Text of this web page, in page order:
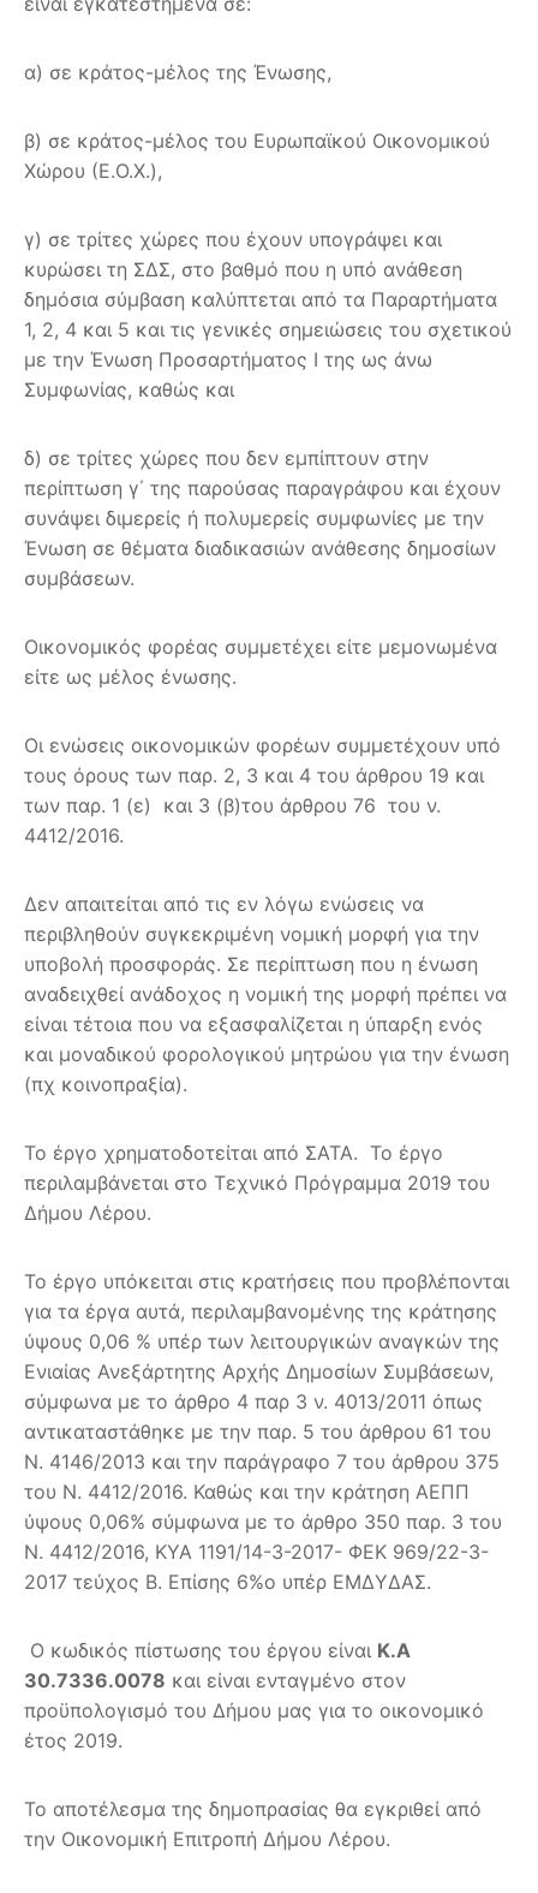
α) σε κράτος-μέλος της Ένωσης,
β) σε κράτος-μέλος του Ευρωπαϊκού Οικονομικού
Χώρου (Ε.Ο.Χ.),
γ) σε τρίτες χώρες που έχουν υπογράψει και
κυρώσει τη ΣΔΣ, στο βαθμό που η υπό ανάθεση
δημόσια σύμβαση καλύπτεται από τα Παραρτήματα
1, 2, 4 και 5 και τις γενικές σημειώσεις του σχετικού
με την Ένωση Προσαρτήματος I της ως άνω
Συμφωνίας, καθώς και
δ) σε τρίτες χώρες που δεν εμπίπτουν στην
περίπτωση γ΄ της παρούσας παραγράφου και έχουν
συνάψει διμερείς ή πολυμερείς συμφωνίες με την
Ένωση σε θέματα διαδικασιών ανάθεσης δημοσίων
συμβάσεων.
Οικονομικός φορέας συμμετέχει είτε μεμονωμένα
είτε ως μέλος ένωσης.
Οι ενώσεις οικονομικών φορέων συμμετέχουν υπό
τους όρους των παρ. 2, 3 και 4 του άρθρου 19 και
των παρ. 1 (ε) και 3 (β)του άρθρου 76 του ν.
4412/2016.
Δεν απαιτείται από τις εν λόγω ενώσεις να
περιβληθούν συγκεκριμένη νομική μορφή για την
υποβολή προσφοράς. Σε περίπτωση που η ένωση
αναδειχθεί ανάδοχος η νομική της μορφή πρέπει να
είναι τέτοια που να εξασφαλίζεται η ύπαρξη ενός
και μοναδικού φορολογικού μητρώου για την ένωση
(πχ κοινοπραξία).
Το έργο χρηματοδοτείται από ΣΑΤΑ. Το έργο
περιλαμβάνεται στο Τεχνικό Πρόγραμμα 2019 του
Δήμου Λέρου.
Το έργο υπόκειται στις κρατήσεις που προβλέπονται
για τα έργα αυτά, περιλαμβανομένης της κράτησης
ύψους 0,06 % υπέρ των λειτουργικών αναγκών της
Ενιαίας Ανεξάρτητης Αρχής Δημοσίων Συμβάσεων,
σύμφωνα με το άρθρο 4 παρ 3 ν. 4013/2011 όπως
αντικαταστάθηκε με την παρ. 5 του άρθρου 61 του
Ν. 4146/2013 και την παράγραφο 7 του άρθρου 375
του Ν. 4412/2016. Καθώς και την κράτηση ΑΕΠΠ
ύψους 0,06% σύμφωνα με το άρθρο 350 παρ. 3 του
Ν. 4412/2016, ΚΥΑ 1191/14-3-2017- ΦΕΚ 969/22-3-
2017 τεύχος Β. Επίσης 6%ο υπέρ ΕΜΔΥΔΑΣ.
Ο κωδικός πίστωσης του έργου είναι Κ.Α
30.7336.0078 και είναι ενταγμένο στον
προϋπολογισμό του Δήμου μας για το οικονομικό
έτος 2019.
Το αποτέλεσμα της δημοπρασίας θα εγκριθεί από
την Οικονομική Επιτροπή Δήμου Λέρου.